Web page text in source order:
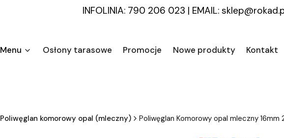
INFOLINIA: 790 206 023 | EMAIL:
Menu Osłony tarasowe Promocje Nowe produkty Kontakt
Poliwęglan komorowy opal (mleczny) Poliwęglan Komorowy opal mleczny